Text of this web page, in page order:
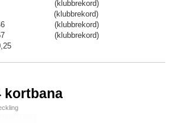
(klubbrekord)
(klubbrekord)
(klubbrekord)
(klubbrekord)
kortbana